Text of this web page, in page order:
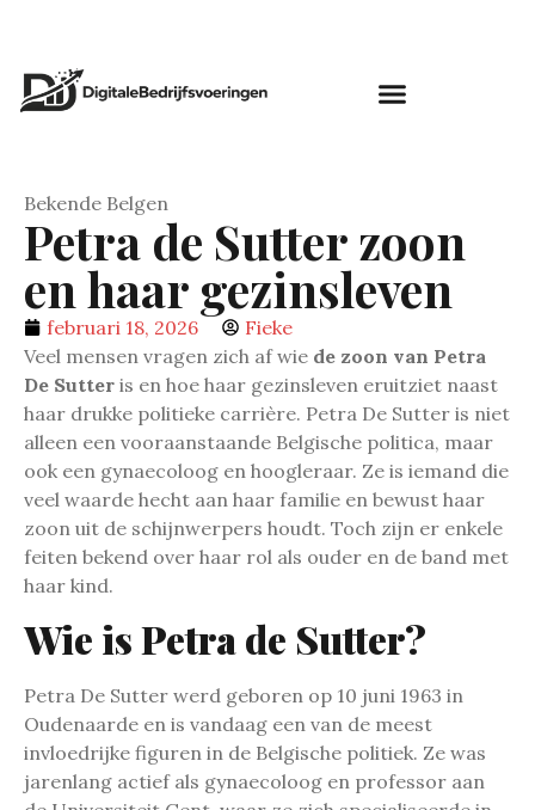
Bekende Belgen
Petra de Sutter zoon
en haar gezinsleven
februari 18, 2026
Fieke
Veel mensen vragen zich af wie de zoon van Petra
De Sutter is en hoe haar gezinsleven eruitziet naast
haar drukke politieke carrière. Petra De Sutter is niet
alleen een vooraanstaande Belgische politica, maar
ook een gynaecoloog en hoogleraar. Ze is iemand die
veel waarde hecht aan haar familie en bewust haar
zoon uit de schijnwerpers houdt. Toch zijn er enkele
feiten bekend over haar rol als ouder en de band met
haar kind.
Wie is Petra de Sutter?
Petra De Sutter werd geboren op 10 juni 1963 in
Oudenaarde en is vandaag een van de meest
invloedrijke figuren in de Belgische politiek. Ze was
jarenlang actief als gynaecoloog en professor aan